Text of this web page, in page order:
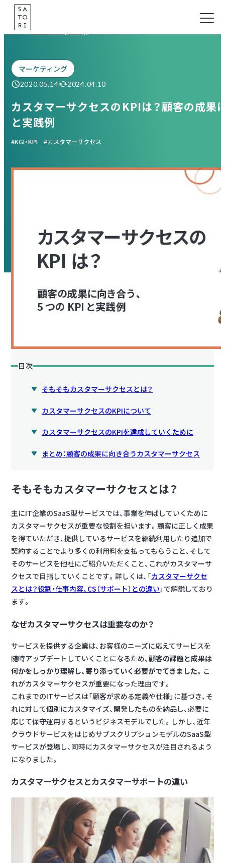
Skip
content
マーケティング
2020.05.14 2024.04.10
カスタマーサクセスのKPIは？顧客の成果
と実践例
KGI・KPI カスタマーサクセス
目次
そもそもカスタマーサクセスとは？
カスタマーサクセスのKPIについて
カスタマーサクセスのKPIを達成していくために
まとめ：顧客の成果に向き合うカスタマーサクセス
そもそもカスタマーサクセスとは？
主にIT企業のSaaS型サービスでは、事業を伸ばしていくために
カスタマーサクセスが重要な役割を担います。 顧客に正しく成果
を得ていただき、提供しているサービスを継続利用したり追加で
契約することでより多くの利用料を支払ってもらうこと、そして
そのサービスを他社にご紹介いただくこと、これがカスタマーサ
クセスで目指していくことです。 詳しくは、「カスタマーサクセ
スとは？役割・仕事内容、CS（サポート）との違い 」で解説しており
ます。
なぜカスタマーサクセスは重要なのか？
サービスを提供する企業は、お客様のニーズに応えてサービスを
随時アップデートしていくことになるため、顧客の課題と成果は
何かをしっかり理解し、寄り添っていく必要がでてきました。 こ
れがカスタマーサクセスが重要になった理由です。
これまでのITサービスは「顧客が求める定義や仕様」に基づき、そ
れに対して個別にカスタマイズ、開発したものを納品し、必要に
応じて保守運用するというビジネスモデルでした。しかし、近年
クラウドサービスをはじめサブスクリプションモデルのSaaS型
サービスが登場し、同時にカスタマーサクセスが注目されるよう
になりました。
カスタマーサクセスとカスタマーサポートの違い